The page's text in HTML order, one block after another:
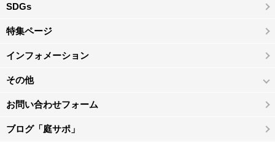
SDGs
特集ページ
インフォメーション
その他
お問い合わせフォーム
ブログ「庭サポ」